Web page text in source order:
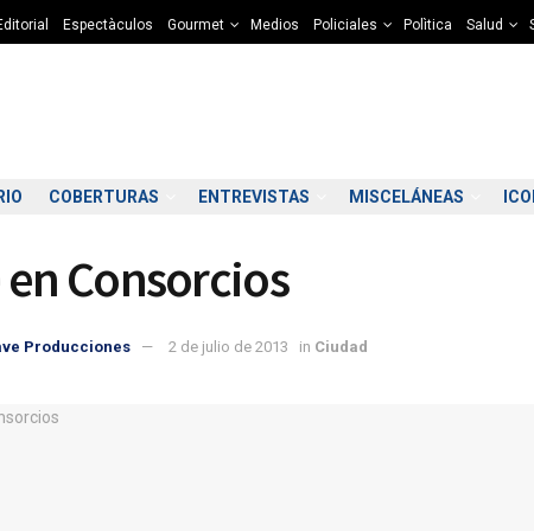
Espectàculos Gourmet Medios Policiales Polìtica Salud
COBERTURAS ENTREVISTAS MISCELÁNEAS
en Consorcios
Producciones 2 de julio de 2013 in Ciudad